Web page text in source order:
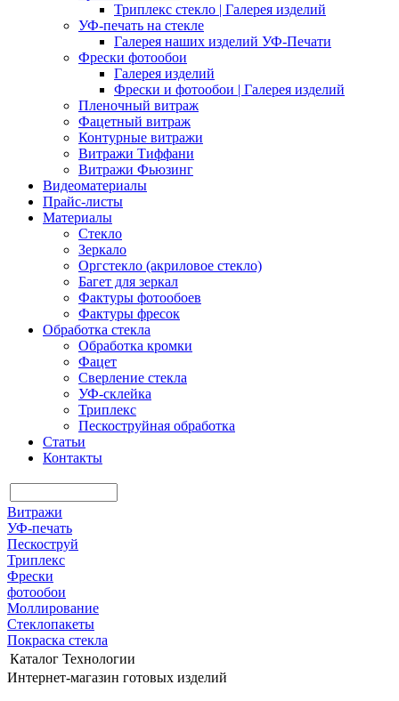
Триплекс стекло | Галерея изделий
УФ-печать на стекле
Галерея наших изделий УФ-Печати
Фрески фотообои
Галерея изделий
Фрески и фотообои | Галерея изделий
Пленочный витраж
Фацетный витраж
Контурные витражи
Витражи Тиффани
Витражи Фьюзинг
Видеоматериалы
Прайс-листы
Материалы
Стекло
Зеркало
Оргстекло (акриловое стекло)
Багет для зеркал
Фактуры фотообоев
Фактуры фресок
Обработка стекла
Обработка кромки
Фацет
Сверление стекла
УФ-склейка
Триплекс
Пескоструйная обработка
Статьи
Контакты
Витражи
УФ-печать
Пескоструй
Триплекс
Фрески
фотообои
Моллирование
Стеклопакеты
Покраска стекла
Каталог Технологии
Интернет-магазин готовых изделий